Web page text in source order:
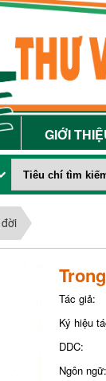
GIỚI
Tác giả:
Ký hiệu
DDC:
Ngôn ngữ: